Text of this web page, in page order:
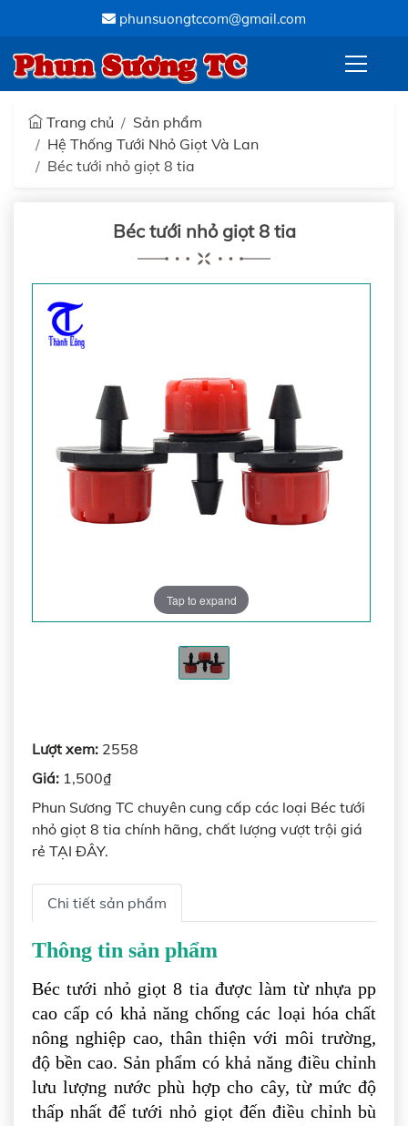
phunsuongtccom@gmail.com
Phun Sương TC
Trang chủ
Sản phẩm
Hệ Thống Tưới Nhỏ Giọt Và Lan
Béc tưới nhỏ giọt 8 tia
Béc tưới nhỏ giọt 8 tia
Tap to expand
Lượt xem: 2558
Giá: 1,500₫
Phun Sương TC chuyên cung cấp các loại Béc tưới
nhỏ giọt 8 tia chính hãng, chất lượng vượt trội giá
rẻ TẠI ĐÂY.
Chi tiết sản phẩm
Thông tin sản phẩm
Béc tưới nhỏ giọt 8 tia được làm từ nhựa pp
cao cấp có khả năng chống các loại hóa chất
nông nghiệp cao, thân thiện với môi trường,
độ bền cao. Sản phẩm có khả năng điều chỉnh
lưu lượng nước phù hợp cho cây, từ mức độ
thấp nhất để tưới nhỏ giọt đến điều chỉnh bù